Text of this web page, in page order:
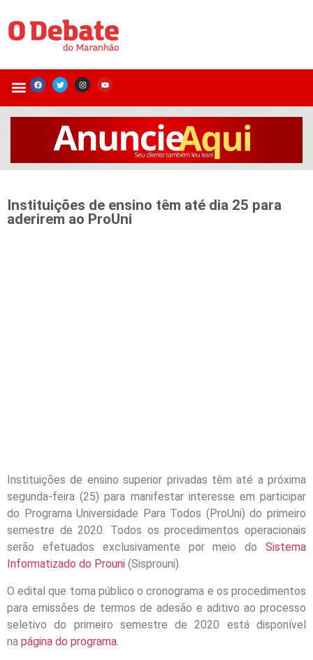
Instituições de ensino têm até dia 25 para
aderirem ao ProUni
Instituições de ensino superior privadas têm até a próxima
segunda-feira (25) para manifestar interesse em participar
do Programa Universidade Para Todos (ProUni) do primeiro
semestre de 2020. Todos os procedimentos operacionais
serão efetuados exclusivamente por meio do Sistema
Informatizado do Prouni (Sisprouni).
O edital que torna público o cronograma e os procedimentos
para emissões de termos de adesão e aditivo ao processo
seletivo do primeiro semestre de 2020 está disponível
na página do programa